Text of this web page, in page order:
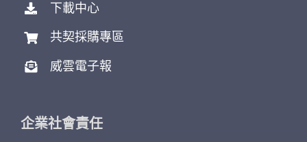
下載中心
共契採購專區
威雲電子報
企業社會責任